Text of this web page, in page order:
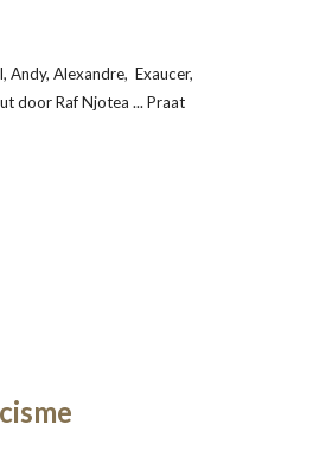
Andy, Alexandre, Exaucer,
door Raf Njotea ... Praat